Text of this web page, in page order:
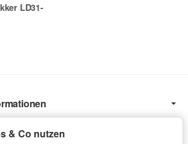
LD31-
& Co nutzen